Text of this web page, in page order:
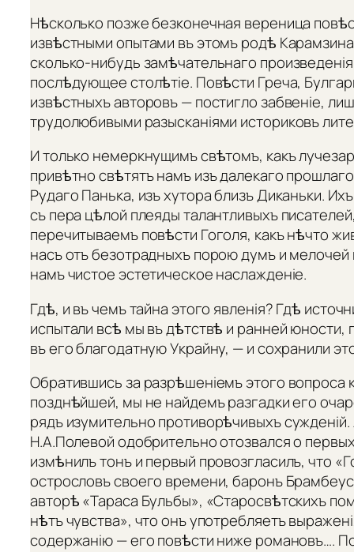
Нѣсколько позже безконечная вереница
извѣстными опытами въ этомъ родѣ
сколько-нибудь замѣчательнаго
послѣдующее столѣтіе. Повѣсти Греча,
извѣстныхъ авторовъ — постигло забвеніе,
трудолюбивыми разысканіями историковъ
И только немеркнущимъ свѣтомъ, какъ
привѣтно свѣтятъ намъ изъ далекаго
Рудаго Панька, изъ хутора близъ Диканьки.
съ пера цѣлой плеяды талантливыхъ
перечитываемъ повѣсти Гоголя, какъ нѣчто
насъ отъ безотрадныхъ порою думъ и
намъ чистое эстетическое наслажденіе.
Гдѣ, и въ чемъ тайна этого явленія? Гдѣ
испытали всѣ мы въ дѣтствѣ и ранней
въ его благодатную Украйну, — и сохранили
Обратившись за разрѣшеніемъ этого вопроса
позднѣйшей, мы не найдемъ разгадки его
рядъ изумительно противорѣчивыхъ
Н.А.Полевой одобрительно отозвался о
измѣнилъ тонъ и первый провозгласилъ, что
острословъ своего времени, баронъ
авторѣ «Тараса Бульбы», «Старосвѣтскихъ
нѣтъ чувства», что онъ употребляетъ
содержанію — его повѣсти ниже романовъ….